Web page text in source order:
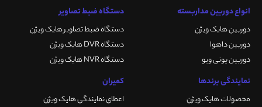
انواع دوربین مداربسته
دوربین هایک ویژن
دوربین داهوا
دوربین یونی ویو
دستگاه ضبط تصاویر
دستگاه ضبط تصاویر هایک ویژن
دستگاه DVR هایک ویژن
دستگاه NVR هایک ویژن
نمایندگی برندها
محصولات هایک ویژن
کمیران
اعطای نمایندگی هایک ویژن